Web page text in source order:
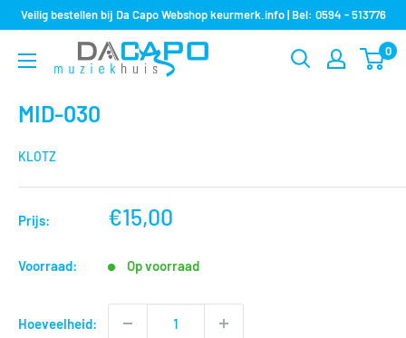
naar
Veilig bestellen bij Da Capo Webshop keurmerk.info | Bel: 0594 - 513776
Muziekhuis
Da
Capo
0
MID-030
KLOTZ
Prijs:
nu
€15,00
Voorraad: Op voorraad
Hoeveelheid: